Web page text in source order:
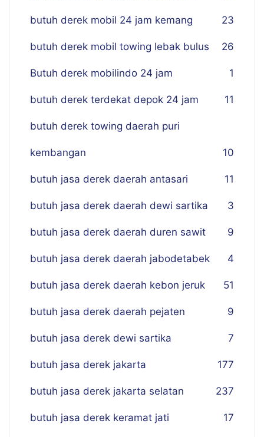
butuh derek mobil 24 jam kemang 23
butuh derek mobil towing lebak bulus 26
Butuh derek mobilindo 24 jam 1
butuh derek terdekat depok 24 jam 11
butuh derek towing daerah puri
kembangan 10
butuh jasa derek daerah antasari 11
butuh jasa derek daerah dewi sartika 3
butuh jasa derek daerah duren sawit 9
butuh jasa derek daerah jabodetabek 4
butuh jasa derek daerah kebon jeruk 51
butuh jasa derek daerah pejaten 9
butuh jasa derek dewi sartika 7
butuh jasa derek jakarta 177
butuh jasa derek jakarta selatan 237
butuh jasa derek keramat jati 17